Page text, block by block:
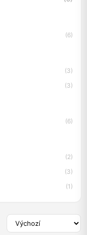
(6)
(3)
(3)
(6)
(2)
(3)
(1)